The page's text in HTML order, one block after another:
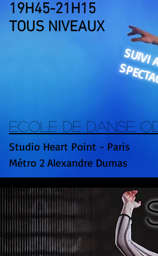
19H45-21H15
TOUS NIVEAUX
SUIVI
ECOLE DE DANSE
Studio Heart Point - Paris
Métro 2 Alexandre Dumas